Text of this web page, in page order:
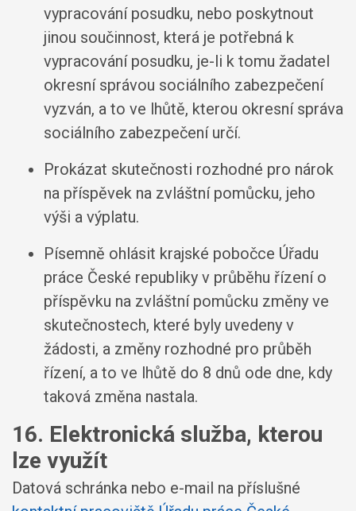
vypracování posudku, nebo poskytnout
jinou součinnost, která je potřebná k
vypracování posudku, je-li k tomu žadatel
okresní správou sociálního zabezpečení
vyzván, a to ve lhůtě, kterou okresní správa
sociálního zabezpečení určí.
Prokázat skutečnosti rozhodné pro nárok
na příspěvek na zvláštní pomůcku, jeho
výši a výplatu.
Písemně ohlásit krajské pobočce Úřadu
práce České republiky v průběhu řízení o
příspěvku na zvláštní pomůcku změny ve
skutečnostech, které byly uvedeny v
žádosti, a změny rozhodné pro průběh
řízení, a to ve lhůtě do 8 dnů ode dne, kdy
taková změna nastala.
16. Elektronická služba, kterou
lze využít
Datová schránka nebo e-mail na příslušné